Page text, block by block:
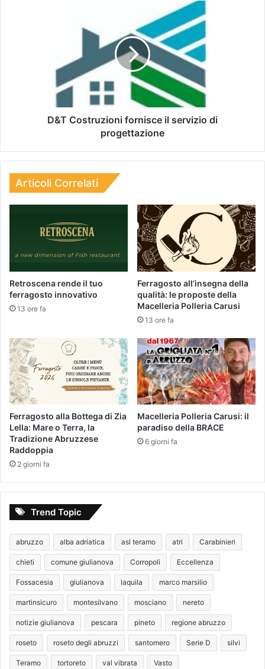
D&T Costruzioni fornisce il servizio di
progettazione
Articoli Correlati
Retroscena rende il tuo
ferragosto innovativo
13 ore fa
Ferragosto all’insegna della
qualità: le proposte della
Macelleria Polleria Carusi
13 ore fa
Ferragosto alla Bottega di Zia
Lella: Mare o Terra, la
Tradizione Abruzzese
Raddoppia
2 giorni fa
Macelleria Polleria Carusi: il
paradiso della BRACE
6 giorni fa
Trend Topic
abruzzo alba adriatica asl teramo atri Carabinieri
chieti comune giulianova Corropoli Eccellenza
Fossacesia giulianova laquila marco marsilio
martinsicuro montesilvano mosciano nereto
notizie giulianova pescara pineto regione abruzzo
roseto roseto degli abruzzi santomero Serie D silvi
Teramo tortoreto val vibrata Vasto